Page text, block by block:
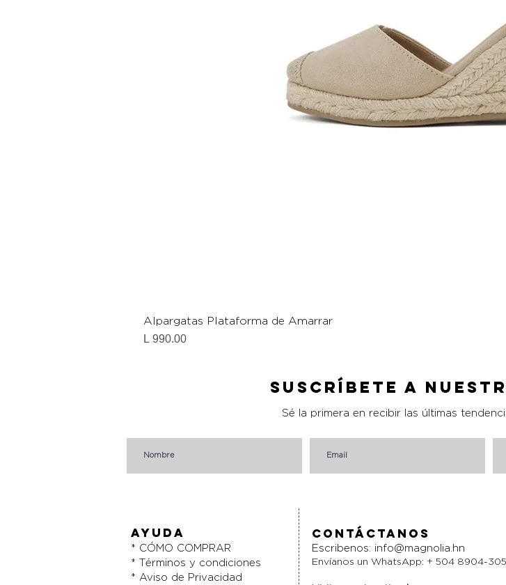
Alpargatas Plataforma de Amarrar
Precio
L 990.00
Suscríbete a
Sé la primera en recibir las últimas
AYUDA
* CÓMO COMPRAR
* Términos y condiciones
* Aviso de Privacidad
Contáctanos
Escribenos: info@magnolia.hn
Envíanos un WhatsApp: + 504 8904-